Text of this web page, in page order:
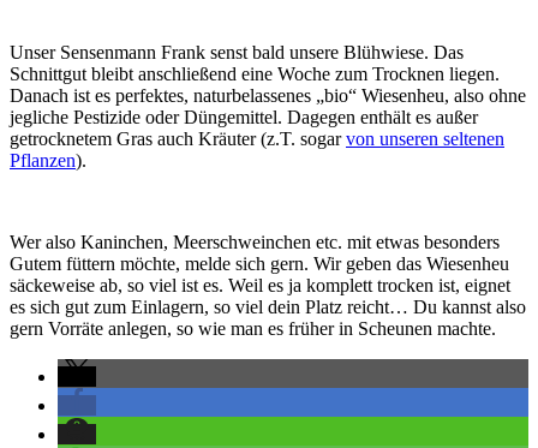
Unser Sensenmann Frank senst bald unsere Blühwiese. Das
Schnittgut bleibt anschließend eine Woche zum Trocknen liegen.
Danach ist es perfektes, naturbelassenes „bio“ Wiesenheu, also ohne
jegliche Pestizide oder Düngemittel. Dagegen enthält es außer
getrocknetem Gras auch Kräuter (z.T. sogarvon unseren seltenen
Pflanzen).
Wer also Kaninchen, Meerschweinchen etc. mit etwas besonders
Gutem füttern möchte, melde sich gern. Wir geben das Wiesenheu
säckeweise ab, so viel ist es. Weil es ja komplett trocken ist, eignet
es sich gut zum Einlagern, so viel dein Platz reicht… Du kannst also
gern Vorräte anlegen, so wie man es früher in Scheunen machte.